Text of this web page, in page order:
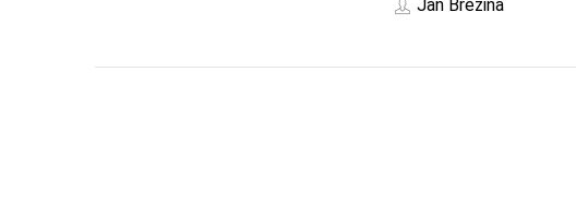
Jan Březina